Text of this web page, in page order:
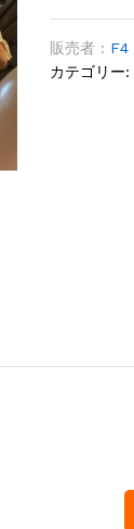
販売者 : F4
カテゴリー: